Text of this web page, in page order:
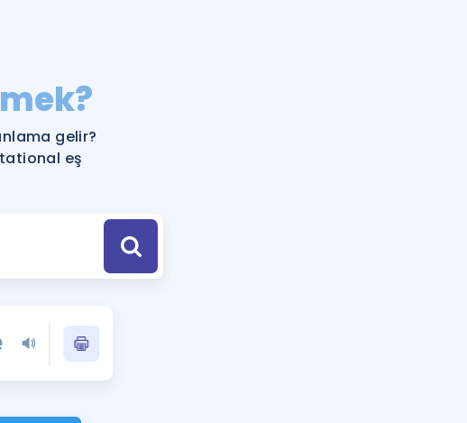
YÖKDİL Puan Hesaplama Aracı
Hazırlananlar için Öneriler
Kitaplara Özel Fırsatlar
Tüm Sınavlarla İlgili Haberler
Gramer
ve Konu Anlatımı
Remzi Hoca ile seni sınava hazırlayacak onlarca eğitim seni bekliyor!
gelir?
eş